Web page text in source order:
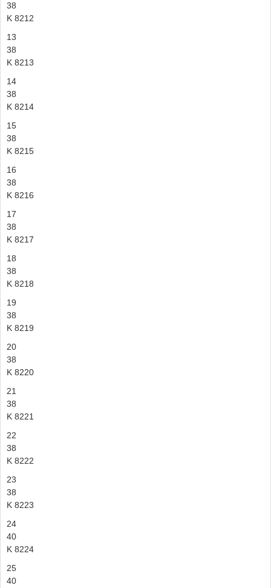
LAGERRENSING
Begagnade Motorer & Båtar
38
K 8212
13
38
K 8213
14
38
K 8214
15
38
K 8215
16
38
K 8216
17
38
K 8217
18
38
K 8218
19
38
K 8219
20
38
K 8220
21
38
K 8221
22
38
K 8222
23
38
K 8223
24
40
K 8224
25
40